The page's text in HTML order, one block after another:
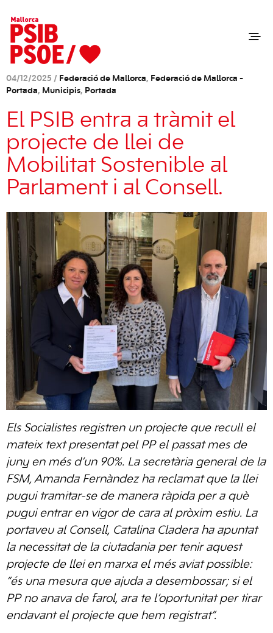
04/12/2025 / Federació de Mallorca, Federació de Mallorca -
Portada, Municipis, Portada
El PSIB entra a tràmit el
projecte de llei de
Mobilitat Sostenible al
Parlament i al Consell.
Els Socialistes registren un projecte que recull el
mateix text presentat pel PP el passat mes de
juny en més d’un 90%. La secretària general de la
FSM, Amanda Fernàndez ha reclamat que la llei
pugui tramitar-se de manera ràpida per a què
pugui entrar en vigor de cara al pròxim estiu. La
portaveu al Consell, Catalina Cladera ha apuntat
la necessitat de la ciutadania per tenir aquest
projecte de llei en marxa el més aviat possible:
“és una mesura que ajuda a desembossar; si el
PP no anava de farol, ara te l’oportunitat per tirar
endavant el projecte que hem registrat”.